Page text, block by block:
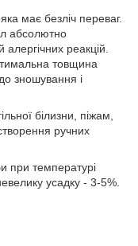
має безліч переваг.
абсолютно
реакцій.
товщина
зношування і
білизни, піжам,
ручних
при температурі
усадку - 3-5%.